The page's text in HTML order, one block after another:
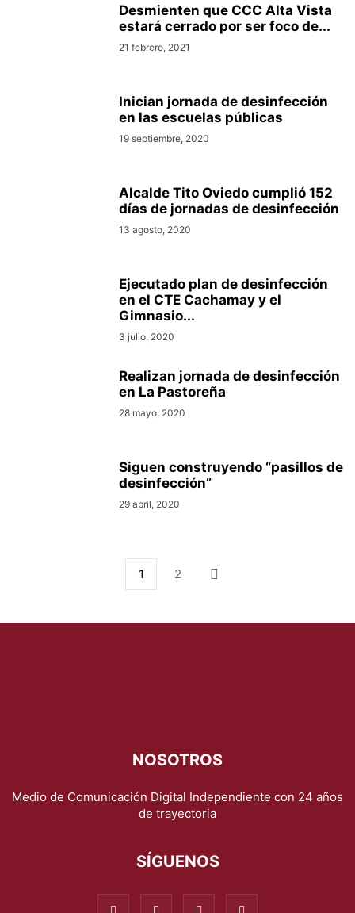
Desmienten que CCC Alta Vista
estará cerrado por ser foco de...
21 febrero, 2021
Inician jornada de desinfección
en las escuelas públicas
19 septiembre, 2020
Alcalde Tito Oviedo cumplió 152
días de jornadas de desinfección
13 agosto, 2020
Ejecutado plan de desinfección
en el CTE Cachamay y el
Gimnasio...
3 julio, 2020
Realizan jornada de desinfección
en La Pastoreña
28 mayo, 2020
Siguen construyendo “pasillos de
desinfección”
29 abril, 2020
1 2
NOSOTROS
Medio de Comunicación Digital Independiente con 24 años
de trayectoria
SÍGUENOS